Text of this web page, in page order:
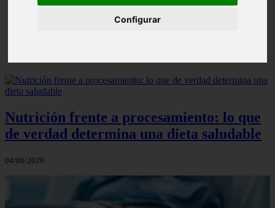
Configurar
Nutrición frente a procesamiento: lo que
de verdad determina una dieta saludable
04/08/2026